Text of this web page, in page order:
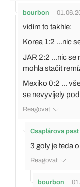
bourbon
vidím to takhle:
Korea 1:2 ...nic
JAR 2:2 ...nic se
mohla stačit
Mexiko 0:2 ...
se nevyvíjely
Reagovat
Csaplárova past
3 goly je teda
Reagovat
bourbon